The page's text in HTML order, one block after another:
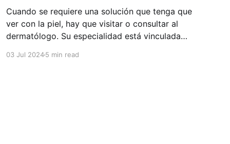
Cuando se requiere una solución que tenga que
ver con la piel, hay que visitar o consultar al
dermatólogo. Su especialidad está vinculada
03 Jul 20245 min read